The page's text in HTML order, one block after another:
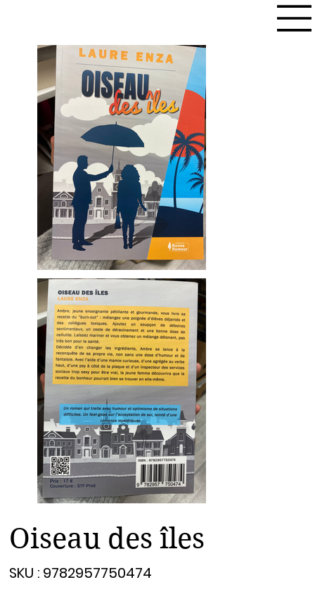
Oiseau des îles
SKU : 9782957750474
9782957750474